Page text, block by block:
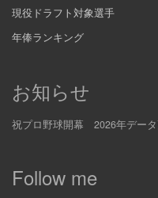
現役ドラフト対象選手
年俸ランキング
お知らせ
祝プロ野球開幕 2026年データ
Follow me